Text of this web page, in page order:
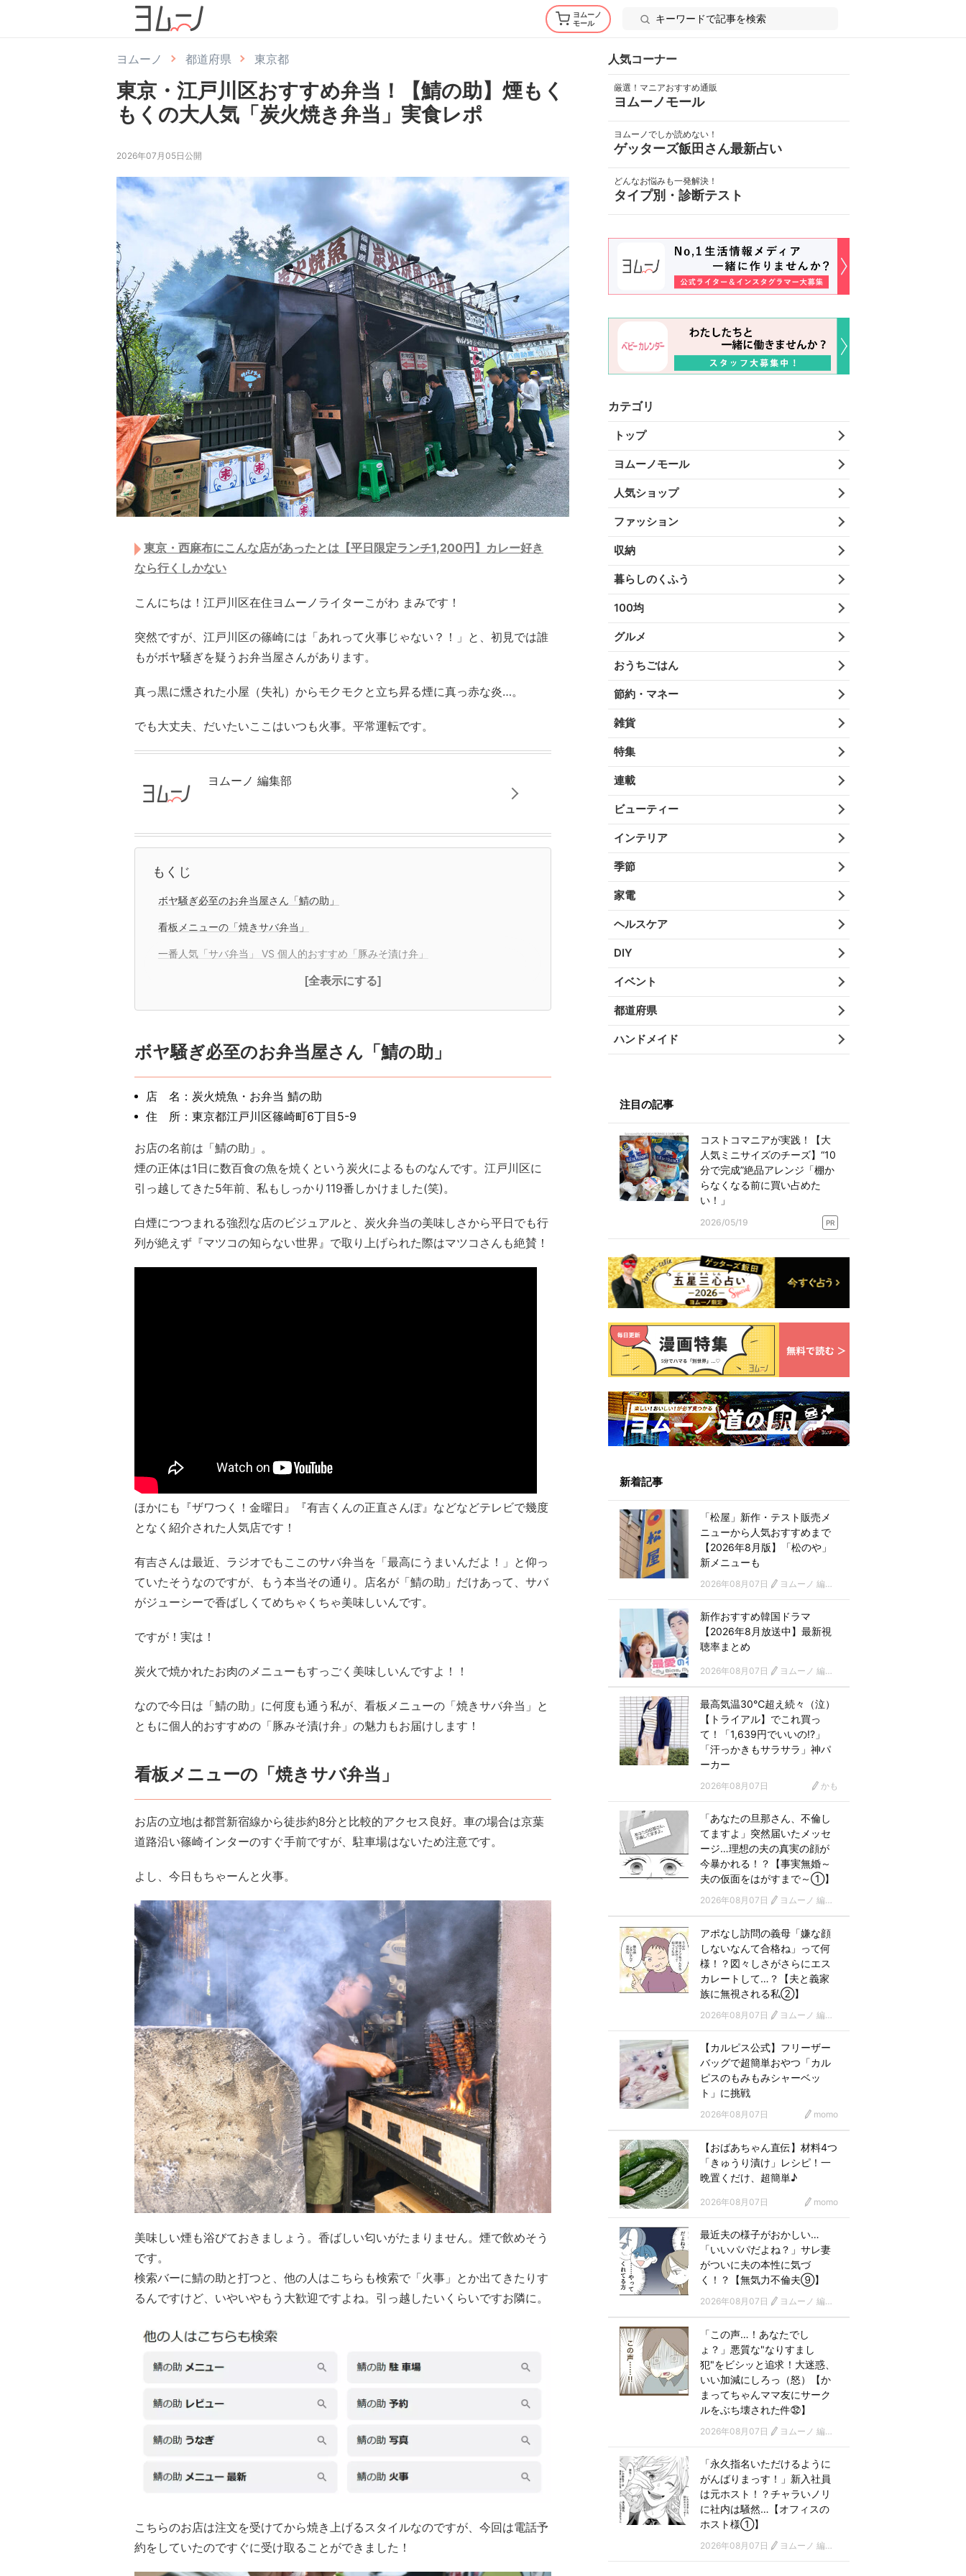
ヨムーノ
モール
ヨムーノ 都道府県 東京都
東京・江戸川区おすすめ弁当！【鯖の助】煙もく
もくの大人気「炭火焼き弁当」実食レポ
2026年07月05日公開
東京・西麻布にこんな店があったとは【平日限定ランチ1,200円】カレー好き
なら行くしかない
こんにちは！江戸川区在住ヨムーノライターこがわ まみです！
突然ですが、江戸川区の篠崎には「あれって火事じゃない？！」と、初見では誰
もがボヤ騒ぎを疑うお弁当屋さんがあります。
真っ黒に燻された小屋（失礼）からモクモクと立ち昇る煙に真っ赤な炎…。
でも大丈夫、だいたいここはいつも火事。平常運転です。
ヨムーノ 編集部
もくじ
ボヤ騒ぎ必至のお弁当屋さん「鯖の助」
看板メニューの「焼きサバ弁当」
一番人気「サバ弁当」 VS 個人的おすすめ「豚みそ漬け弁」
[全表示にする]
ボヤ騒ぎ必至のお弁当屋さん「鯖の助」
店 名：炭火焼魚・お弁当 鯖の助
住 所：東京都江戸川区篠崎町6丁目5-9
お店の名前は「鯖の助」。
煙の正体は1日に数百食の魚を焼くという炭火によるものなんです。江戸川区に
引っ越してきた5年前、私もしっかり119番しかけました(笑)。
白煙につつまれる強烈な店のビジュアルと、炭火弁当の美味しさから平日でも行
列が絶えず『マツコの知らない世界』で取り上げられた際はマツコさんも絶賛！
ほかにも『ザワつく！金曜日』『有吉くんの正直さんぽ』などなどテレビで幾度
となく紹介された人気店です！
有吉さんは最近、ラジオでもここのサバ弁当を「最高にうまいんだよ！」と仰っ
ていたそうなのですが、もう本当その通り。店名が「鯖の助」だけあって、サバ
がジューシーで香ばしくてめちゃくちゃ美味しいんです。
ですが！実は！
炭火で焼かれたお肉のメニューもすっごく美味しいんですよ！！
なので今日は「鯖の助」に何度も通う私が、看板メニューの「焼きサバ弁当」と
ともに個人的おすすめの「豚みそ漬け弁」の魅力もお届けします！
看板メニューの「焼きサバ弁当」
お店の立地は都営新宿線から徒歩約8分と比較的アクセス良好。車の場合は京葉
道路沿い篠崎インターのすぐ手前ですが、駐車場はないため注意です。
よし、今日もちゃーんと火事。
美味しい煙も浴びておきましょう。香ばしい匂いがたまりません。煙で飲めそう
です。
検索バーに鯖の助と打つと、他の人はこちらも検索で「火事」とか出てきたりす
るんですけど、いやいやもう大歓迎ですよね。引っ越したいくらいですお隣に。
こちらのお店は注文を受けてから焼き上げるスタイルなのですが、今回は電話予
約をしていたのですぐに受け取ることができました！
人気コーナー
厳選！マニアおすすめ通販
ヨムーノモール
ヨムーノでしか読めない！
ゲッターズ飯田さん最新占い
どんなお悩みも一発解決！
タイプ別・診断テスト
カテゴリ
トップ
ヨムーノモール
人気ショップ
ファッション
収納
暮らしのくふう
100均
グルメ
おうちごはん
節約・マネー
雑貨
特集
連載
ビューティー
インテリア
季節
家電
ヘルスケア
DIY
イベント
都道府県
ハンドメイド
注目の記事
コストコマニアが実践！【大
人気ミニサイズのチーズ】“10
分で完成”絶品アレンジ「棚か
らなくなる前に買い占めた
い！」
2026/05/19 PR
新着記事
「松屋」新作・テスト販売メ
ニューから人気おすすめまで
【2026年8月版】「松のや」
新メニューも
2026年08月07日 ヨムーノ 編集部
新作おすすめ韓国ドラマ
【2026年8月放送中】最新視
聴率まとめ
2026年08月07日 ヨムーノ 編集部 韓国ドラマチーム
最高気温30℃超え続々（泣）
【トライアル】でこれ買っ
て！「1,639円でいいの!?」
「汗っかきもサラサラ」神パ
ーカー
2026年08月07日 かも
「あなたの旦那さん、不倫し
てますよ」突然届いたメッセ
ージ…理想の夫の真実の顔が
今暴かれる！？【事実無婚～
夫の仮面をはがすまで～①】
2026年08月07日 ヨムーノ 編集部 漫画チーム
アポなし訪問の義母「嫌な顔
しないなんて合格ね」って何
様！？図々しさがさらにエス
カレートして…？【夫と義家
族に無視される私②】
2026年08月07日 ヨムーノ 編集部 漫画チーム
【カルピス公式】フリーザー
バッグで超簡単おやつ「カル
ピスのもみもみシャーベッ
ト」に挑戦
2026年08月07日 momo
【おばあちゃん直伝】材料4つ
「きゅうり漬け」レシピ！一
晩置くだけ、超簡単♪
2026年08月07日 momo
最近夫の様子がおかしい…
「いいパパだよね？」サレ妻
がついに夫の本性に気づ
く！？【無気力不倫夫⑨】
2026年08月07日 ヨムーノ 編集部 漫画チーム
「この声…！あなたでし
ょ？」悪質な"なりすまし
犯"をビシッと追求！大迷惑、
いい加減にしろっ（怒）【か
まってちゃんママ友にサーク
ルをぶち壊された件㉜】
2026年08月07日 ヨムーノ 編集部 漫画チーム
「永久指名いただけるように
がんばりまっす！」新入社員
は元ホスト！？チャラいノリ
に社内は騒然…【オフィスの
ホスト様①】
2026年08月07日 ヨムーノ 編集部 漫画チーム